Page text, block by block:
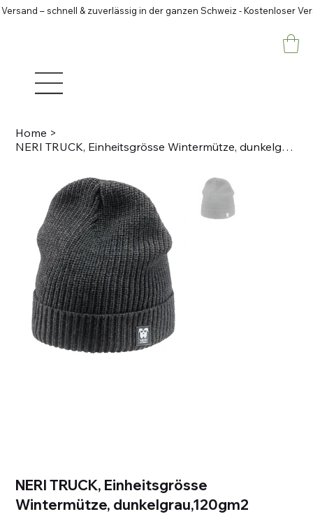
– schnell & zuverlässig in der ganzen Schweiz - Kostenloser
Home >
NERI TRUCK, Einheitsgrösse Wintermütze, dunkelgrau,120gm2 Warmes/weiches Fleecef
NERI TRUCK, Einheitsgrösse
Wintermütze, dunkelgrau,120gm2